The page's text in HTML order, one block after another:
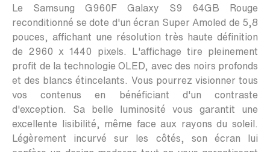
Le Samsung G960F Galaxy S9 64GB Rouge
reconditionné se dote d'un écran Super Amoled de 5,8
pouces, affichant une résolution très haute définition
de 2960 x 1440 pixels. L'affichage tire pleinement
profit de la technologie OLED, avec des noirs profonds
et des blancs étincelants. Vous pourrez visionner tous
vos contenus en bénéficiant d'un contraste
d'exception. Sa belle luminosité vous garantit une
excellente lisibilité, même face aux rayons du soleil.
Légèrement incurvé sur les côtés, son écran lui